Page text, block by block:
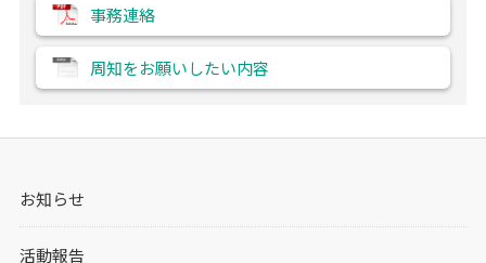
事務連絡
周知をお願いしたい内容
お知らせ
活動報告